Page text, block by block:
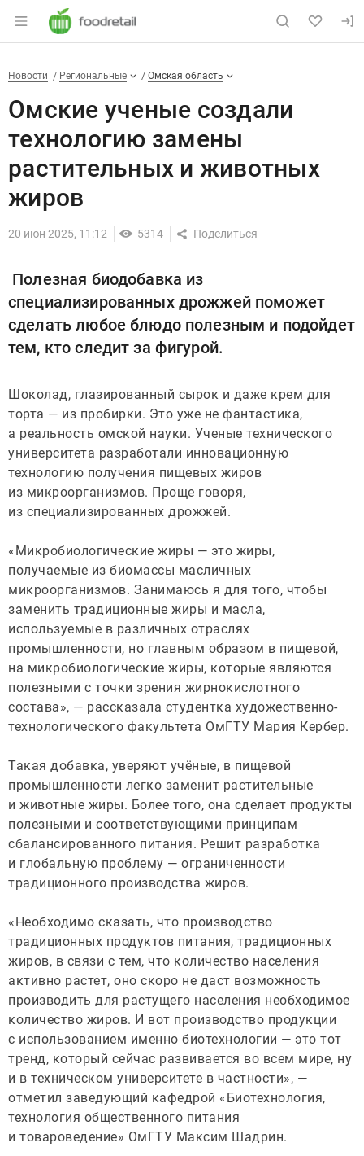
Раздел навигации по сайту
Омские ученые создали
Новости
Разделы
Новости Региональные Омская область
Омские ученые создали
технологию замены
растительных и животных
жиров
20 июн 2025, 11:12 5314
Полезная биодобавка из
специализированных дрожжей поможет
сделать любое блюдо полезным и подойдет
тем, кто следит за фигурой.
Шоколад, глазированный сырок и даже крем для
торта — из пробирки. Это уже не фантастика,
а реальность омской науки. Ученые технического
университета разработали инновационную
технологию получения пищевых жиров
из микроорганизмов. Проще говоря,
из специализированных дрожжей.
«Микробиологические жиры — это жиры,
получаемые из биомассы масличных
микроорганизмов. Занимаюсь я для того, чтобы
заменить традиционные жиры и масла,
используемые в различных отраслях
промышленности, но главным образом в пищевой,
на микробиологические жиры, которые являются
полезными с точки зрения жирнокислотного
состава», — рассказала студентка художественно-
технологического факультета ОмГТУ Мария Кербер.
Такая добавка, уверяют учёные, в пищевой
промышленности легко заменит растительные
и животные жиры. Более того, она сделает продукты
полезными и соответствующими принципам
сбалансированного питания. Решит разработка
и глобальную проблему — ограниченности
традиционного производства жиров.
«Необходимо сказать, что производство
традиционных продуктов питания, традиционных
жиров, в связи с тем, что количество населения
активно растет, оно скоро не даст возможность
производить для растущего населения необходимое
количество жиров. И вот производство продукции
с использованием именно биотехнологии — это тот
тренд, который сейчас развивается во всем мире, ну
и в техническом университете в частности», —
отметил заведующий кафедрой «Биотехнология,
технология общественного питания
и товароведение» ОмГТУ Максим Шадрин.